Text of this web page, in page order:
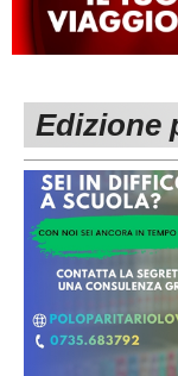
MACERATA
ECCELLENZA
1^ CATEGORIA
2^ CATEGORIA
3^ CATEGORIA
GIOVANILI
REGIONALI
Edizione